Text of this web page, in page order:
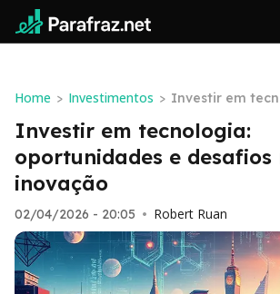
Home > Investimentos > Investir em
ades e desafios
ação
Investir em tecnologia:
oportunidades e desafios
inovação
02/04/2026 - 20:05 • Robert Ruan